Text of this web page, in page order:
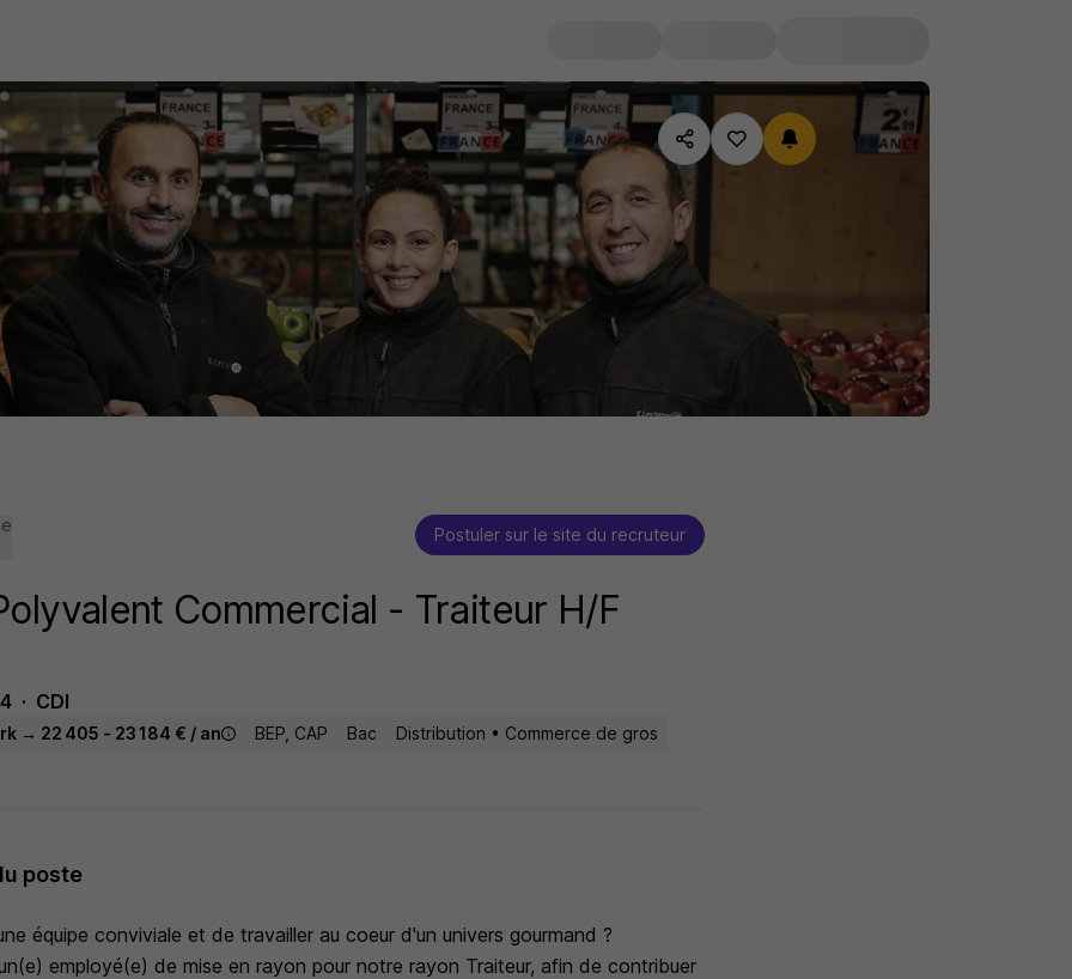
Postuler sur le site du recruteur
Commercial - Traiteur H/F
CDI
→ 22 405 - 23 184 € / an BEP, CAP Bac Distribution • Commerce de gros
poste
équipe conviviale et de travailler au coeur d'un univers gourmand ?
employé(e) de mise en rayon pour notre rayon Traiteur, afin de contribuer